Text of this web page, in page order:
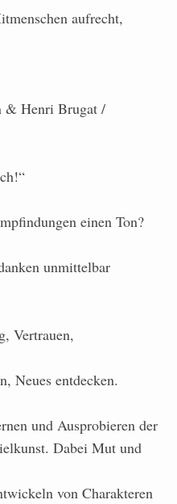
aufrecht,
Brugat /
einen Ton?
unmittelbar
Vertrauen,
Neues entdecken.
Ausprobieren der
Dabei Mut und
von Charakteren